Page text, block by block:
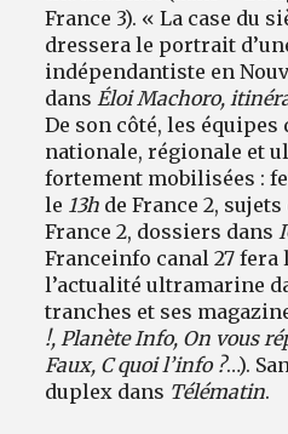
France 3). « La case du
dressera le portrait
indépendantiste en
dans Éloi Machoro,
De son côté, les
nationale, régionale et
fortement mobilisées :
le 13h de France 2,
France 2, dossiers dans
Franceinfo canal 27
l’actualité ultramarine
tranches et ses
!, Planète Info, On vous
Faux, C quoi l’info ?…).
duplex dans Télématin.